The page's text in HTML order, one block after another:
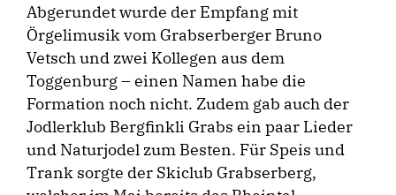
Abgerundet wurde der Empfang mit
Örgelimusik vom Grabserberger Bruno
Vetsch und zwei Kollegen aus dem
Toggenburg – einen Namen habe die
Formation noch nicht. Zudem gab auch der
Jodlerklub Bergfinkli Grabs ein paar Lieder
und Naturjodel zum Besten. Für Speis und
Trank sorgte der Skiclub Grabserberg,